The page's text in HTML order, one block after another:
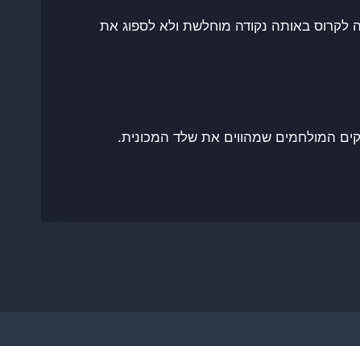
לקרוס באותה נקודה מוחלשת ולא לספוג את
המולחמים שמהווים את שלד המכונית.